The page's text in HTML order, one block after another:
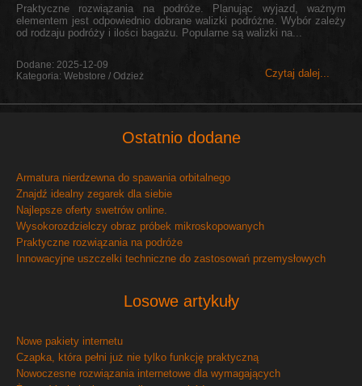
Praktyczne rozwiązania na podróże. Planując wyjazd, ważnym
elementem jest odpowiednio dobrane walizki podróżne. Wybór zależy
od rodzaju podróży i ilości bagażu. Popularne są walizki na...
Czytaj dalej...
Dodane: 2025-12-09
Kategoria: Webstore / Odzież
Ostatnio dodane
Armatura nierdzewna do spawania orbitalnego
Znajdź idealny zegarek dla siebie
Najlepsze oferty swetrów online.
Wysokorozdzielczy obraz próbek mikroskopowanych
Praktyczne rozwiązania na podróże
Innowacyjne uszczelki techniczne do zastosowań przemysłowych
Losowe artykuły
Nowe pakiety internetu
Czapka, która pełni już nie tylko funkcję praktyczną
Nowoczesne rozwiązania internetowe dla wymagających